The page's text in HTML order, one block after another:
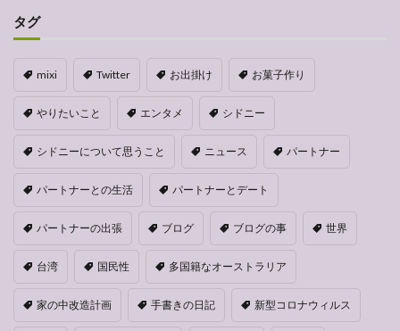
タグ
mixi Twitter お出掛け お菓子作り
やりたいこと エンタメ シドニー
シドニーについて思うこと ニュース パートナー
パートナーとの生活 パートナーとデート
パートナーの出張 ブログ ブログの事 世界
台湾 国民性 多国籍なオーストラリア
家の中改造計画 手書きの日記 新型コロナウィルス